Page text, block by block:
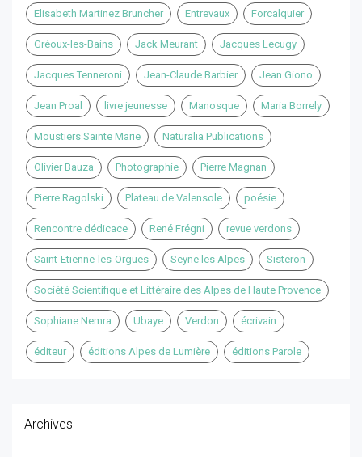
Elisabeth Martinez Bruncher Entrevaux Forcalquier
Gréoux-les-Bains Jack Meurant Jacques Lecugy
Jacques Tenneroni Jean-Claude Barbier Jean Giono
Jean Proal livre jeunesse Manosque Maria Borrely
Moustiers Sainte Marie Naturalia Publications
Olivier Bauza Photographie Pierre Magnan
Pierre Ragolski Plateau de Valensole poésie
Rencontre dédicace René Frégni revue verdons
Saint-Etienne-les-Orgues Seyne les Alpes Sisteron
Société Scientifique et Littéraire des Alpes de Haute Provence
Sophiane Nemra Ubaye Verdon écrivain
éditeur éditions Alpes de Lumière éditions Parole
Archives